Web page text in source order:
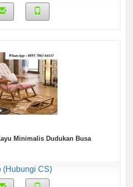
Minimalis Dudukan Busa
(Hubungi CS)